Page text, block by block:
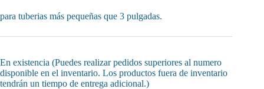
para tuberias más pequeñas que 3 pulgadas.
En existencia (Puedes realizar pedidos superiores al numero
disponible en el inventario. Los productos fuera de inventario
tendrán un tiempo de entrega adicional.)